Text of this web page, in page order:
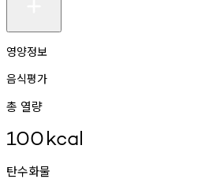
영양정보
음식평가
총 열량
100kcal
탄수화물